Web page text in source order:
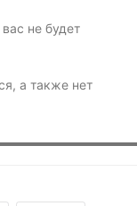
не будет
а также нет